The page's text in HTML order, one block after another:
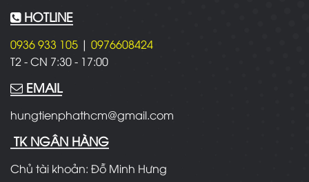
HOTLINE
0936 933 105 | 0976608424
T2 - CN 7:30 - 17:00
EMAIL
hungtienphathcm@gmail.com
TK NGÂN HÀNG
Chủ tài khoản: Đỗ Minh Hưng